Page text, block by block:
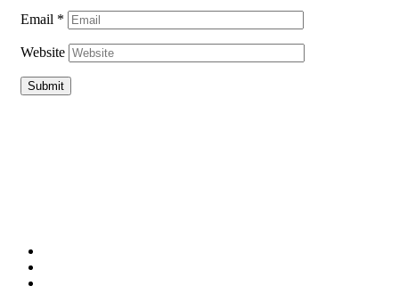
Email *
Website